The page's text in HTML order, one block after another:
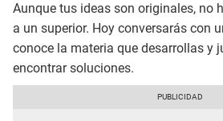
Aunque tus ideas son originales, no
a un superior. Hoy conversarás con
conoce la materia que desarrollas y
encontrar soluciones.